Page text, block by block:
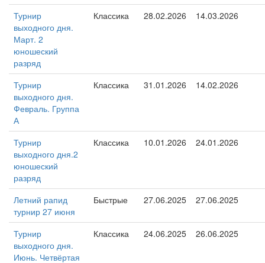
Турнир
выходного дня.
Март. 2
юношеский
разряд
Классика 28.02.2026 14.03.2026
Турнир
выходного дня.
Февраль. Группа
А
Классика 31.01.2026 14.02.2026
Турнир
выходного дня.2
юношеский
разряд
Классика 10.01.2026 24.01.2026
Летний рапид
турнир 27 июня
Быстрые 27.06.2025 27.06.2025
Турнир
выходного дня.
Июнь. Четвёртая
Классика 24.06.2025 26.06.2025